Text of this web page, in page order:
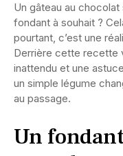
Un gâteau au
fondant à souhait ?
pourtant, c’est une
Derrière cette recette
inattendu et une
un simple légume
au passage.
Un